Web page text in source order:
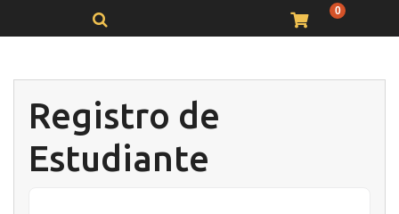
0
Registro de
Estudiante